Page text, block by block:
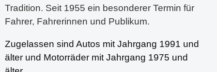
Tradition. Seit 1955 ein besonderer Termin für
Fahrer, Fahrerinnen und Publikum.
Zugelassen sind Autos mit Jahrgang 1991 und
älter und Motorräder mit Jahrgang 1975 und